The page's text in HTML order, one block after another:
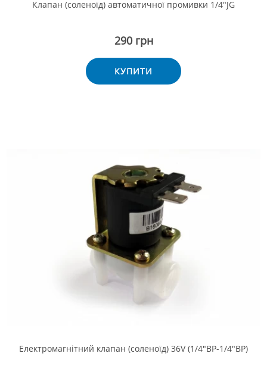
Клапан (соленоїд) автоматичної промивки 1/4"JG
290 грн
КУПИТИ
Електромагнітний клапан (соленоїд) 36V (1/4"ВР-1/4"ВР)